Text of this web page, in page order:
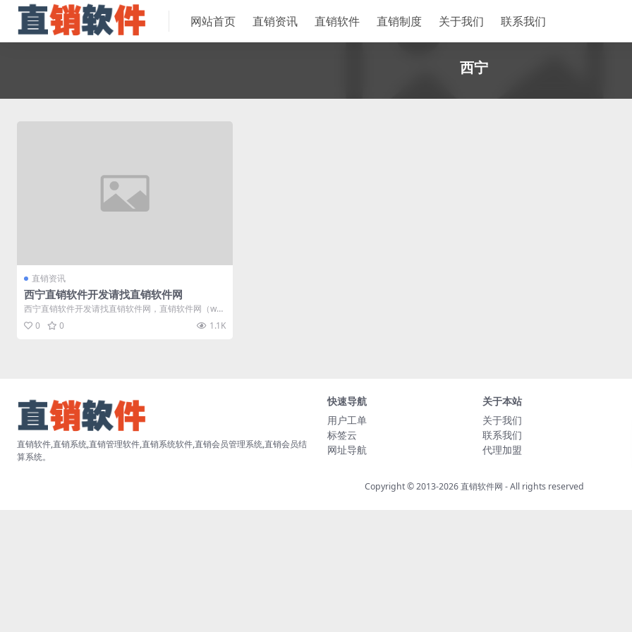
网站首页 直销资讯 直销软件 直销制度 关于我们 联系我们
西宁
直销资讯
西宁直销软件开发请找直销软件网
西宁直销软件开发请找直销软件网，直销软件网（ww
w.zhixiaoruanjia...
0 0 1.1K
直销软件,直销系统,直销管理软件,直销系统软件,直销会员管理系统,直销会员结
算系统。
快速导航
用户工单
标签云
网址导航
关于本站
关于我们
联系我们
代理加盟
Copyright © 2013-2026直销软件网 - All rights reserved